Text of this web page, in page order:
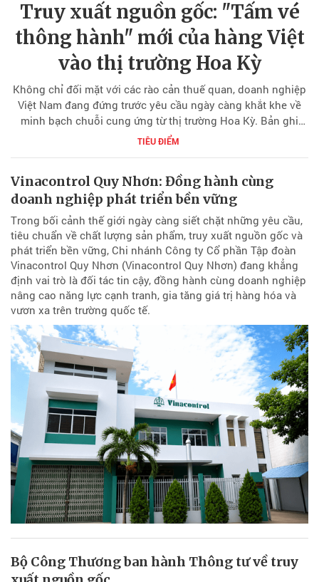
Truy xuất nguồn gốc: "Tấm vé
thông hành" mới của hàng Việt
vào thị trường Hoa Kỳ
Không chỉ đối mặt với các rào cản thuế quan, doanh nghiệp
Việt Nam đang đứng trước yêu cầu ngày càng khắt khe về
minh bạch chuỗi cung ứng từ thị trường Hoa Kỳ. Bản ghi
nhớ mới của Tổng thống Hoa Kỳ về thực thi Mục 301 liên
quyết định năng lực cạnh tranh và khả năng duy trì thị phần
của hàng hóa Việt Nam tại một trong những thị trường xuất
khẩu lớn nhất thế giới.
TIÊU ĐIỂM
Vinacontrol Quy Nhơn: Đồng hành cùng
doanh nghiệp phát triển bền vững
Trong bối cảnh thế giới ngày càng siết chặt những yêu cầu,
tiêu chuẩn về chất lượng sản phẩm, truy xuất nguồn gốc và
phát triển bền vững, Chi nhánh Công ty Cổ phần Tập đoàn
Vinacontrol Quy Nhơn (Vinacontrol Quy Nhơn) đang khẳng
định vai trò là đối tác tin cậy, đồng hành cùng doanh nghiệp
nâng cao năng lực cạnh tranh, gia tăng giá trị hàng hóa và
vươn xa trên trường quốc tế.
Bộ Công Thương ban hành Thông tư về truy